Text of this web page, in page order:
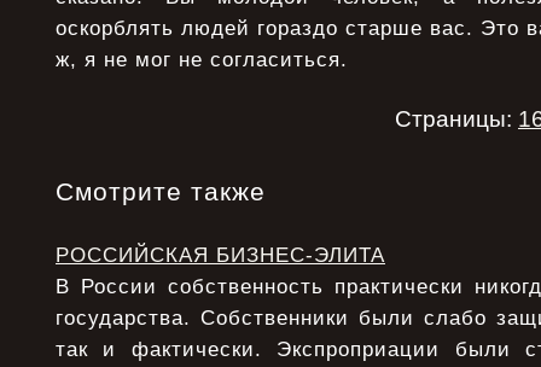
оскорблять людей гораздо старше вас. Это
ж, я не мог не согласиться.
Страницы:
Смотрите также
РОССИЙСКАЯ БИЗНЕС-ЭЛИТА
В России собственность практически
государства. Собственники были слабо
так и фактически. Экспроприации были